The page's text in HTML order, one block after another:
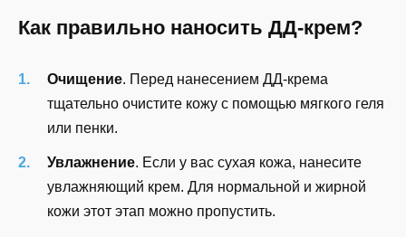
Как правильно наносить ДД-крем?
Очищение. Перед нанесением ДД-крема
тщательно очистите кожу с помощью мягкого геля
или пенки.
Увлажнение. Если у вас сухая кожа, нанесите
увлажняющий крем. Для нормальной и жирной
кожи этот этап можно пропустить.